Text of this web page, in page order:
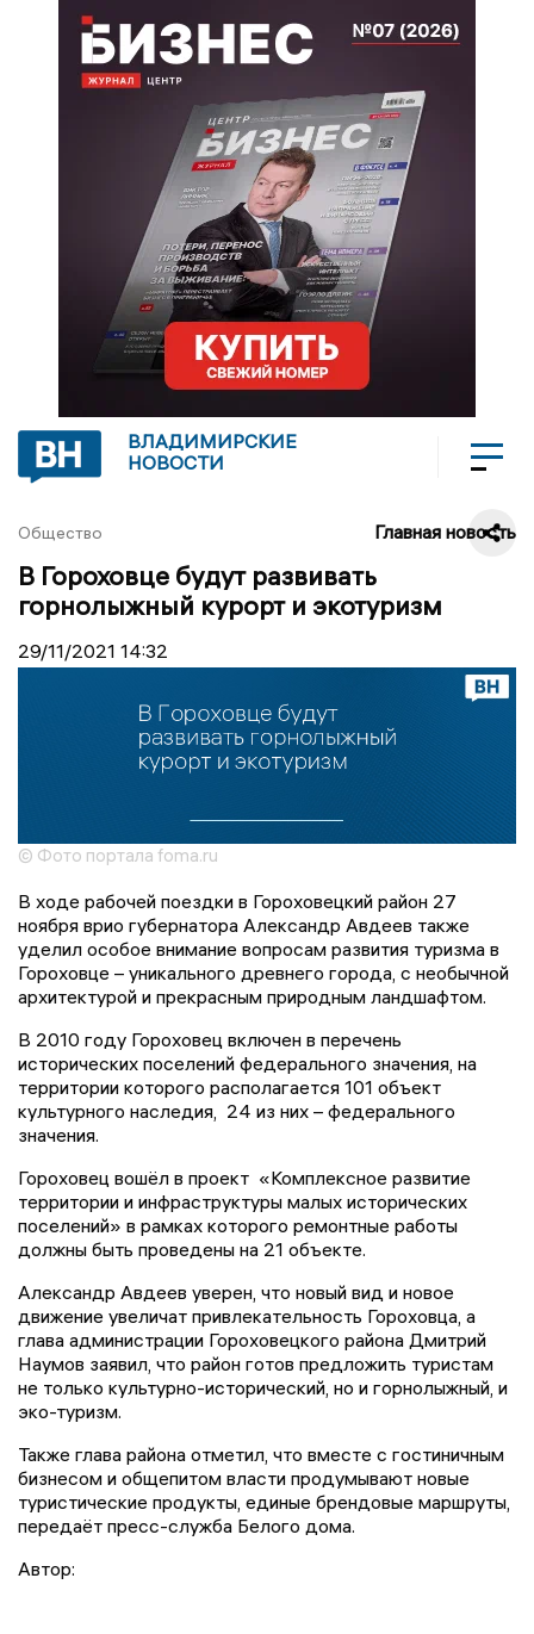
ВЛАДИМИРСКИЕ
НОВОСТИ
Общество Главная новость
В Гороховце будут развивать
горнолыжный курорт и экотуризм
29/11/2021 14:32
© Фото портала foma.ru
В ходе рабочей поездки в Гороховецкий район 27
ноября врио губернатора Александр Авдеев также
уделил особое внимание вопросам развития туризма в
Гороховце – уникального древнего города, с необычной
архитектурой и прекрасным природным ландшафтом.
В 2010 году Гороховец включен в перечень
исторических поселений федерального значения, на
территории которого располагается 101 объект
культурного наследия, 24 из них – федерального
значения.
Гороховец вошёл в проект «Комплексное развитие
территории и инфраструктуры малых исторических
поселений» в рамках которого ремонтные работы
должны быть проведены на 21 объекте.
Александр Авдеев уверен, что новый вид и новое
движение увеличат привлекательность Гороховца, а
глава администрации Гороховецкого района Дмитрий
Наумов заявил, что район готов предложить туристам
не только культурно-исторический, но и горнолыжный, и
эко-туризм.
Также глава района отметил, что вместе с гостиничным
бизнесом и общепитом власти продумывают новые
туристические продукты, единые брендовые маршруты,
передаёт пресс-служба Белого дома.
Автор: